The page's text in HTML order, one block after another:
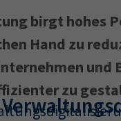
birgt hohes
Hand zu
zu